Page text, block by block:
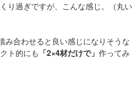
り過ぎですが、こんな感じ。（丸い
み合わせると良い感じになりそうな
ト的にも 「2×4材だけで」 作ってみ